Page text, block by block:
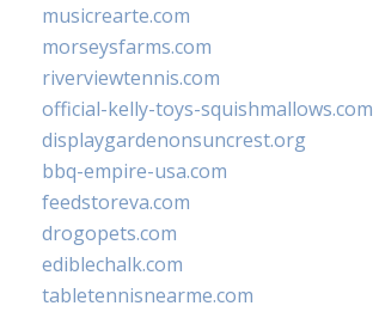
musicrearte.com
morseysfarms.com
riverviewtennis.com
official-kelly-toys-squishmallows.com
displaygardenonsuncrest.org
bbq-empire-usa.com
feedstoreva.com
drogopets.com
ediblechalk.com
tabletennisnearme.com